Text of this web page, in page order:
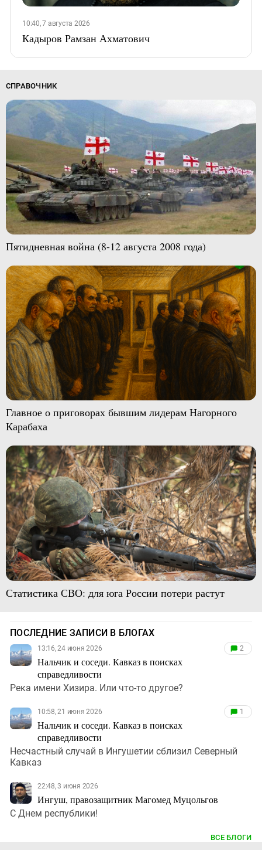
10:40, 7 августа 2026
Кадыров Рамзан Ахматович
СПРАВОЧНИК
Пятидневная война (8-12 августа 2008 года)
Главное о приговорах бывшим лидерам Нагорного
Карабаха
Статистика СВО: для юга России потери растут
ПОСЛЕДНИЕ ЗАПИСИ В БЛОГАХ
13:16, 24 июня 2026
Нальчик и соседи. Кавказ в поисках
справедливости
2
Река имени Хизира. Или что-то другое?
10:58, 21 июня 2026
Нальчик и соседи. Кавказ в поисках
справедливости
1
Несчастный случай в Ингушетии сблизил Северный
Кавказ
22:48, 3 июня 2026
Ингуш, правозащитник Магомед Муцольгов
С Днем республики!
ВСЕ БЛОГИ